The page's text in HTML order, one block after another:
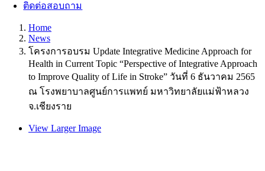
ติดต่อสอบถาม
Home
News
โครงการอบรม Update Integrative Medicine Approach for
Health in Current Topic “Perspective of Integrative Approach
to Improve Quality of Life in Stroke” วันที่ 6 ธันวาคม 2565
ณ โรงพยาบาลศูนย์การแพทย์ มหาวิทยาลัยแม่ฟ้าหลวง
จ.เชียงราย
View Larger Image